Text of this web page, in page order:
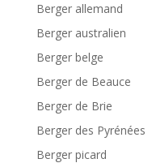
Berger allemand
Berger australien
Berger belge
Berger de Beauce
Berger de Brie
Berger des Pyrénées
Berger picard